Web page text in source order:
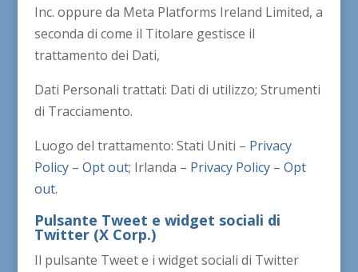
Inc. oppure da Meta Platforms Ireland Limited, a
seconda di come il Titolare gestisce il
trattamento dei Dati,
Dati Personali trattati: Dati di utilizzo; Strumenti
di Tracciamento.
Luogo del trattamento: Stati Uniti – Privacy
Policy– Opt out; Irlanda – Privacy Policy– Opt
out.
Pulsante Tweet e widget sociali di
Twitter (X Corp.)
Il pulsante Tweet e i widget sociali di Twitter